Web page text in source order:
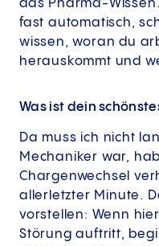
das Pharma-
fast automatisch,
wissen, woran du
herauskommt und
Was ist dein
Da muss ich nicht
Mechaniker war,
Chargenwechsel
allerletzter Minute.
vorstellen: Wenn
Störung auftritt,